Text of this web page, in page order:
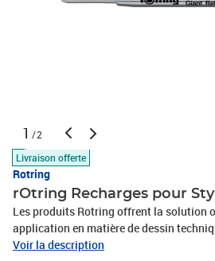
1 /2
Livraison offerte
Rotring
rOtring Recharges pour
Les produits Rotring offrent la solution
application en matière de dessin
dessinateurs professionnels ou des
Voir la description